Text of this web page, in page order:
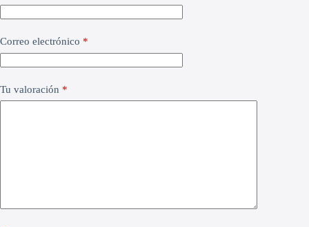
Correo electrónico *
Tu valoración *